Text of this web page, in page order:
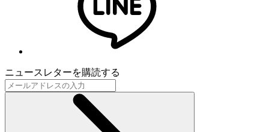
ニュースレターを購読する